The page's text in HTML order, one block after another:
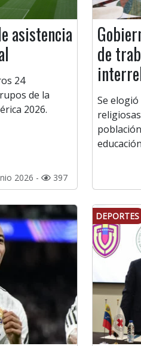
asistencia
24
de la
2026.
2026 - 397
de
Se
DEPORTES